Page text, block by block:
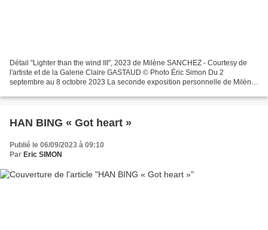
Détail "Lighter than the wind III", 2023 de Milène SANCHEZ - Courtesy de
l'artiste et de la Galerie Claire GASTAUD © Photo Éric Simon Du 2
septembre au 8 octobre 2023 La seconde exposition personnelle de Milène
HAN BING « Got heart »
Publié le 06/09/2023 à 09:10
Par Eric SIMON